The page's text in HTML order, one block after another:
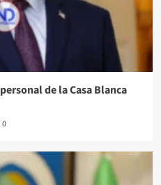
de la Casa Blanca
0